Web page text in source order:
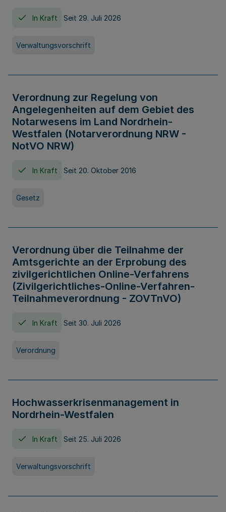
In Kraft Seit 29. Juli 2026
Verwaltungsvorschrift
Verordnung zur Regelung von
Angelegenheiten auf dem Gebiet des
Notarwesens im Land Nordrhein-
Westfalen (Notarverordnung NRW -
NotVO NRW)
In Kraft Seit 20. Oktober 2016
Gesetz
Verordnung über die Teilnahme der
Amtsgerichte an der Erprobung des
zivilgerichtlichen Online-Verfahrens
(Zivilgerichtliches-Online-Verfahren-
Teilnahmeverordnung - ZOVTnVO)
In Kraft Seit 30. Juli 2026
Verordnung
Hochwasserkrisenmanagement in
Nordrhein-Westfalen
In Kraft Seit 25. Juli 2026
Verwaltungsvorschrift